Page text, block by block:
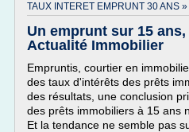
TAUX INTERET EMPRUNT 30 ANS »
Un emprunt sur 15
Actualité Immobilier
Empruntis, courtier en
des taux d'intérêts des prêts
des résultats, une conclusion
des prêts immobiliers à 15 ans
Et la tendance ne semble pas